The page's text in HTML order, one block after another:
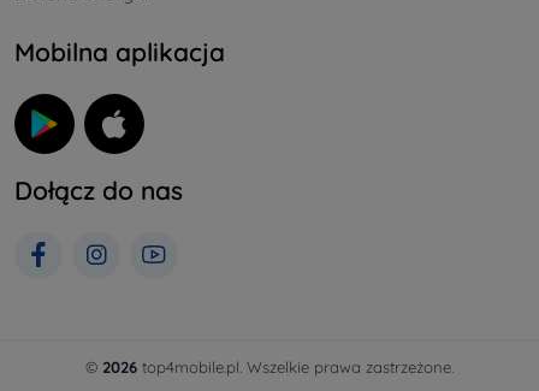
Mobilna aplikacja
Dołącz do nas
© 2026 top4mobile.pl. Wszelkie prawa zastrzeżone.